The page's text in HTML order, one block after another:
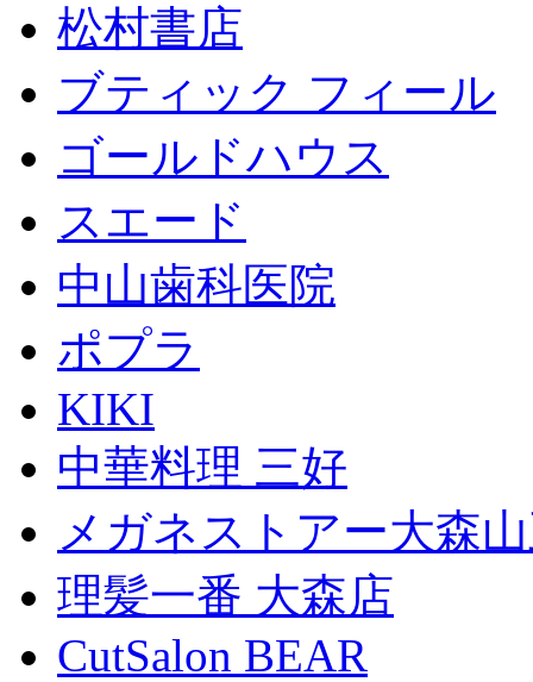
松村書店
ブティック フィール
ゴールドハウス
スエード
中山歯科医院
ポプラ
KIKI
中華料理 三好
メガネストアー大森
理髪一番 大森店
CutSalon BEAR